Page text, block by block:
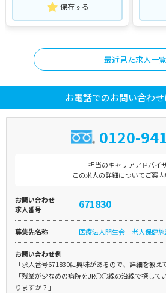
保存する
最近見た求人一覧
お電話でのお問い合わ
0120-
担当のキャリアアドバイ
この求人の詳細についてご案
お問い合わせ
求人番号
671830
募集先名称 医療法人開生会 老人保健施
お問い合わせ例
「求人番号671830に興味があるので、詳細を教え
「残業が少なめの病院をJR○○線の沿線で探して
りますか？」